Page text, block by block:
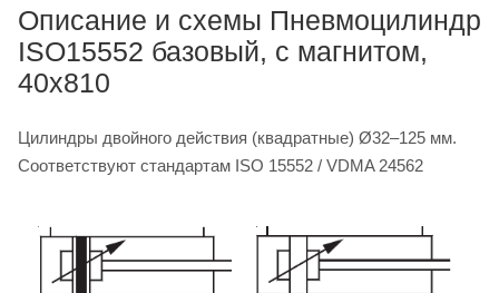
Описание и схемы Пневмоцилиндр
ISO15552 базовый, с магнитом,
40x810
Цилиндры двойного действия (квадратные) Ø32–125 мм.
Соответствуют стандартам ISO 15552 / VDMA 24562